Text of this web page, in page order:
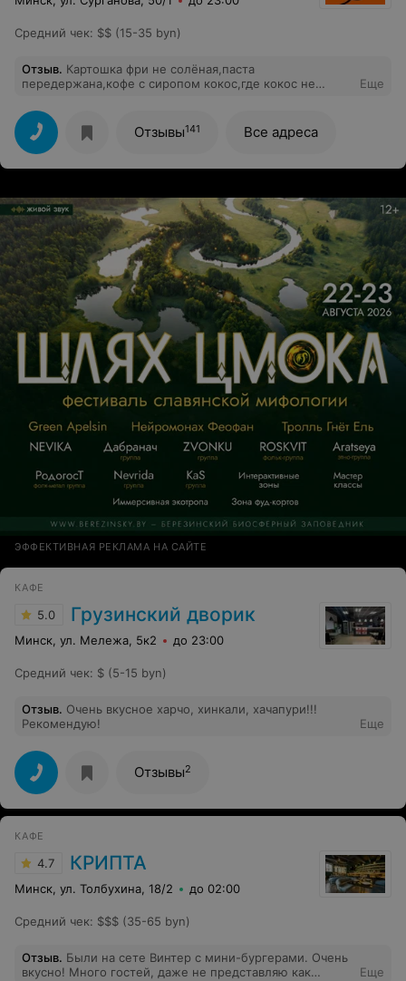
Средний чек: $$ (15-35 byn)
Отзыв. Картошка фри не солёная,паста
передержана,кофе с сиропом кокос,где кокос не
через Яндекс,а вот курьер предварительно позвонил
перед приездом,приехал во время,и был очень вежлив
Еще
Отзывы141 Все адреса
ЭФФЕКТИВНАЯ РЕКЛАМА НА САЙТЕ
КАФЕ
5.0 Грузинский дворик
Минск, ул. Мележа, 5к2 до 23:00
Средний чек: $ (5-15 byn)
Отзыв. Очень вкусное харчо, хинкали, хачапури!!!
Рекомендую!
Еще
Отзывы2
КАФЕ
4.7 КРИПТА
Минск, ул. Толбухина, 18/2 до 02:00
Средний чек: $$$ (35-65 byn)
Отзыв. Были на сете Винтер с мини-бургерами. Очень
вкусно! Много гостей, даже не представляю как
Еще